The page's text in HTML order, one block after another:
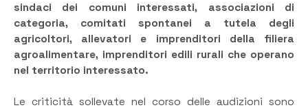
sindaci dei comuni interessati, associazioni di
categoria, comitati spontanei a tutela degli
agricoltori, allevatori e imprenditori della filiera
agroalimentare, imprenditori edili rurali che operano
nel territorio interessato.
Le criticità sollevate nel corso delle audizioni sono